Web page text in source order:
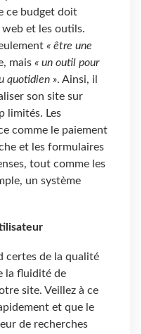
ce budget doit
web et les outils.
« être une
mais « un outil pour
quotidien ». Ainsi, il
son site sur
limités. Les
comme le paiement
et les formulaires
tout comme les
un système
certes de la qualité
la fluidité de
site. Veillez à ce
et que le
de recherches